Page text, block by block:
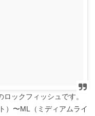
ックフィッシュです。
）〜ML（ミディアムライ